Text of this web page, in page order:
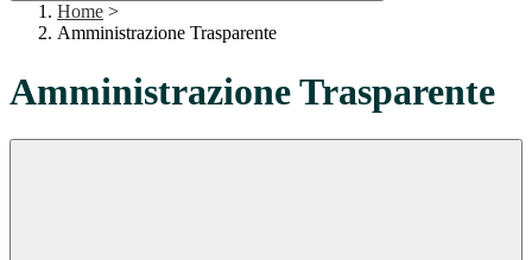
Home >
Amministrazione Trasparente
Amministrazione Trasparente